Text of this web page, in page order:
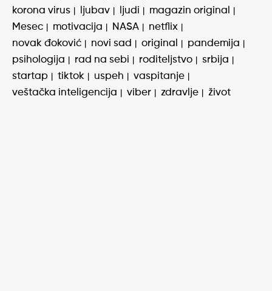
korona virus
ljubav ljudi
magazin original
Mesec
motivacija NASA
netflix
novak đoković
novi sad original
pandemija
psihologija
rad na sebi roditeljstvo
srbija
startap
tiktok uspeh
vaspitanje
veštačka inteligencija
viber zdravlje život